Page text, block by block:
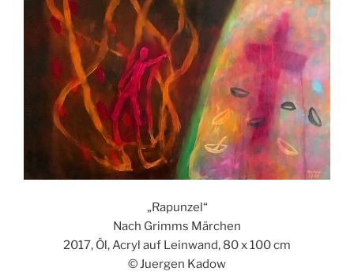
„Rapunzel“
Nach Grimms Märchen
2017, Öl, Acryl auf Leinwand, 80 x 100 cm
© Juergen Kadow